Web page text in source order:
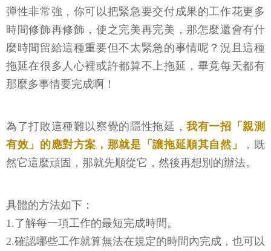
彈性非常強，你可以把緊急要交付成果的工作花更多
時間修飾再修飾，使之完美再完美，那怎麼還會有什
麼時間留給這種重要但不太緊急的事情呢？況且這種
拖延在很多人心裡或許都算不上拖延，畢竟每天都有
那麼多事情要完成啊！
為了打敗這種難以察覺的隱性拖延，我有一招「親測
有效」的應對方案，那就是「讓拖延順其自然」
，既
然它這麼頑固，那就先順從它，然後再想別的辦法。
具體的方法如下：
1.了解每一項工作的最短完成時間。
2.確認哪些工作就算無法在規定的時間內完成，也可以